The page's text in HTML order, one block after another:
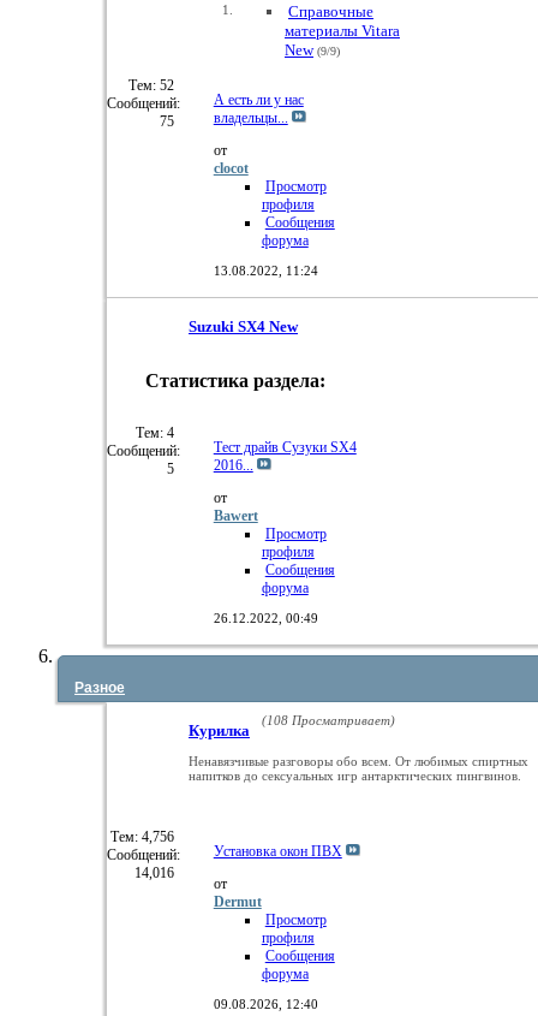
Справочные
материалы Vitara
New(9/9)
Тем: 52
Сообщений:
75
А есть ли у нас
владельцы...
от
clocot
Просмотр
профиля
Сообщения
форума
13.08.2022, 11:24
Suzuki SX4 New
RSS
этого
раздела
Статистика раздела:
Тем: 4
Сообщений:
5
Тест драйв Сузуки SX4
2016...
от
Bawert
Просмотр
профиля
Сообщения
форума
26.12.2022, 00:49
Разное
Курилка
(108 Просматривает)
Ненавязчивые разговоры обо всем. От любимых спиртных
напитков до сексуальных игр антарктических пингвинов.
Тем: 4,756
Сообщений:
14,016
Установка окон ПВХ
от
Dermut
Просмотр
профиля
Сообщения
форума
09.08.2026, 12:40